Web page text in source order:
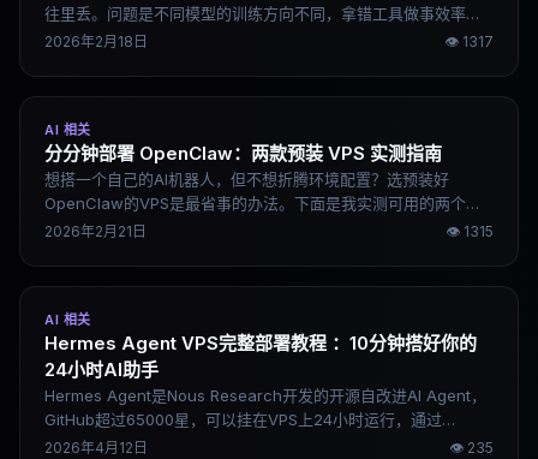
往里丢。问题是不同模型的训练方向不同，拿错工具做事效率会
打折。这篇文章从建站、运维、内容生产、选品调研几个实际场
2026年2月18日 👁 1317
AI 相关
分分钟部署 OpenClaw：两款预装 VPS 实测指南
想搭一个自己的AI机器人，但不想折腾环境配置？选预装好
OpenClaw的VPS是最省事的办法。下面是我实测可用的两个方
案，新手跟着做，10分钟基本能跑起来。
2026年2月21日 👁 1315
AI 相关
Hermes Agent VPS完整部署教程 ：10分钟搭好你的
24小时AI助手
Hermes Agent是Nous Research开发的开源自改进AI Agent，
GitHub超过65000星，可以挂在VPS上24小时运行，通过
Telegram随时发指令。这篇用官方文档的正确命令写成，小白跟
2026年4月12日 👁 235